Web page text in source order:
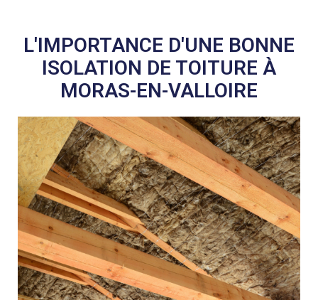
L'IMPORTANCE D'UNE BONNE
ISOLATION DE TOITURE À
MORAS-EN-VALLOIRE